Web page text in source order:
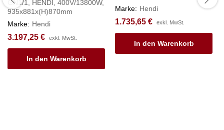
GN1/1, HENDI, 400V/13800W,
935x881x(H)870mm
Marke: Hendi
3.197,25 € exkl. MwSt.
In den Warenkorb
Marke: Hendi
1.735,65 € exkl. MwSt.
In den Warenkorb